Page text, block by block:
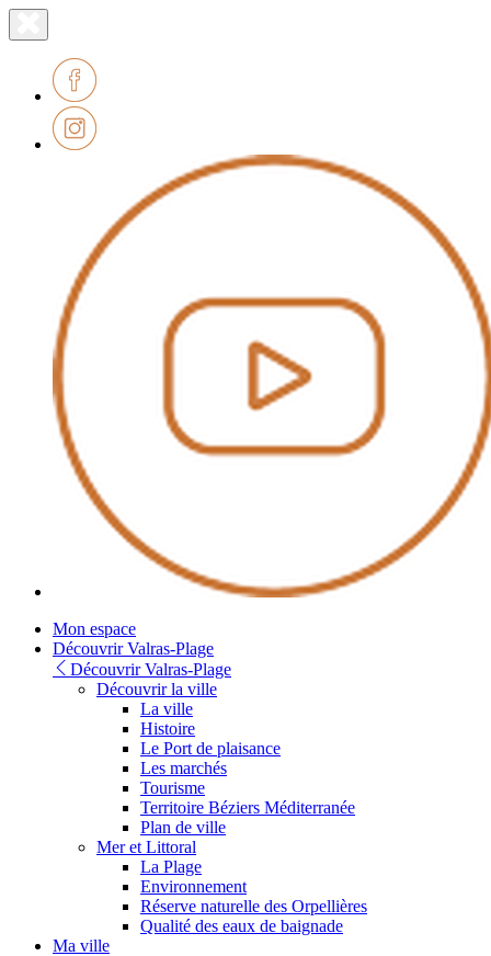
le
Lien
page
accueil
Mon espace
Découvrir Valras-Plage
Découvrir Valras-Plage
Découvrir la ville
La ville
Histoire
Le Port de plaisance
Les marchés
Tourisme
Territoire Béziers Méditerranée
Plan de ville
Mer et Littoral
La Plage
Environnement
Réserve naturelle des Orpellières
Qualité des eaux de baignade
Ma ville